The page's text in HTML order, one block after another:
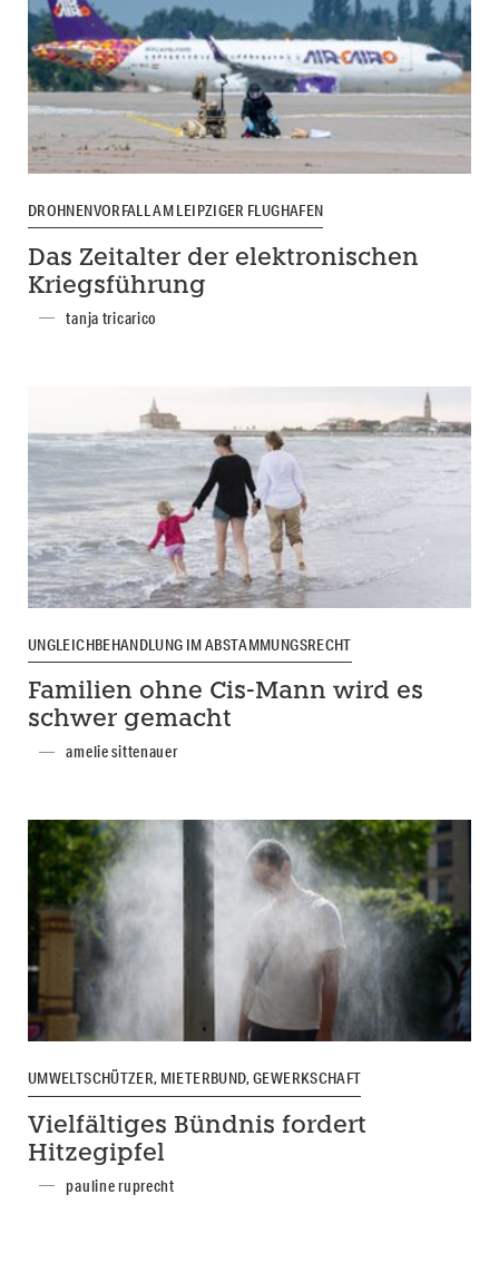
DROHNENVORFALL AM LEIPZIGER FLUGHAFEN
Das Zeitalter der elektronischen
Kriegsführung
tanja tricarico
UNGLEICHBEHANDLUNG IM ABSTAMMUNGSRECHT
Familien ohne Cis-Mann wird es
schwer gemacht
amelie sittenauer
UMWELTSCHÜTZER, MIETERBUND, GEWERKSCHAFT
Vielfältiges Bündnis fordert
Hitzegipfel
pauline ruprecht